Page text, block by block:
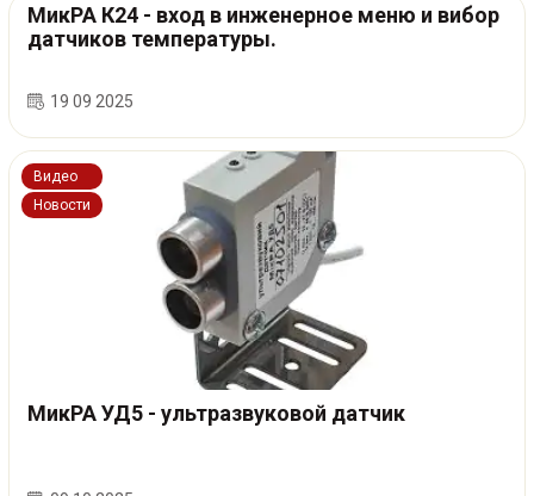
МикРА К24 - вход в инженерное меню и вибор
датчиков температуры.
19 09 2025
Видео
Новости
МикРА УД5 - ультразвуковой датчик